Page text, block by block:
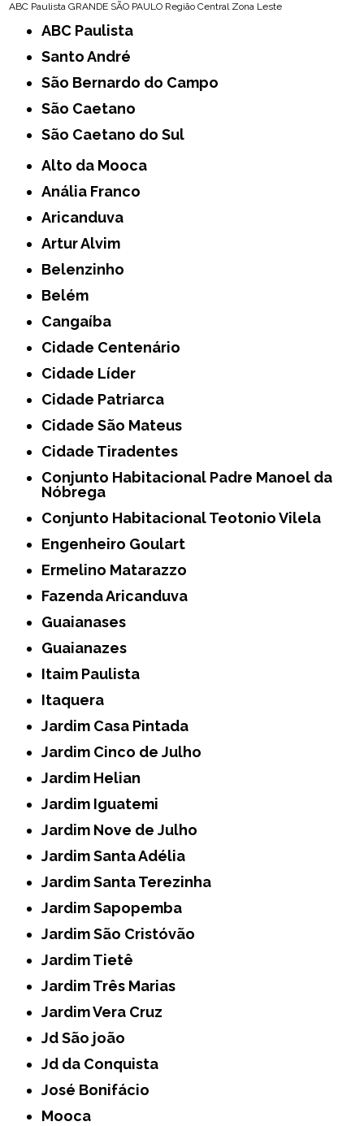
ABC Paulista GRANDE SÃO PAULO Região Central Zona Leste
ABC Paulista
Santo André
São Bernardo do Campo
São Caetano
São Caetano do Sul
Alto da Mooca
Anália Franco
Aricanduva
Artur Alvim
Belenzinho
Belém
Cangaíba
Cidade Centenário
Cidade Líder
Cidade Patriarca
Cidade São Mateus
Cidade Tiradentes
Conjunto Habitacional Padre Manoel da
Nóbrega
Conjunto Habitacional Teotonio Vilela
Engenheiro Goulart
Ermelino Matarazzo
Fazenda Aricanduva
Guaianases
Guaianazes
Itaim Paulista
Itaquera
Jardim Casa Pintada
Jardim Cinco de Julho
Jardim Helian
Jardim Iguatemi
Jardim Nove de Julho
Jardim Santa Adélia
Jardim Santa Terezinha
Jardim Sapopemba
Jardim São Cristóvão
Jardim Tietê
Jardim Três Marias
Jardim Vera Cruz
Jd São joão
Jd da Conquista
José Bonifácio
Mooca